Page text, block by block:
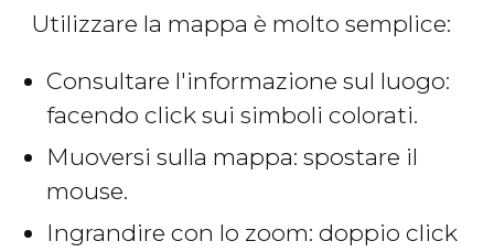
Utilizzare la mappa è molto semplice:
Consultare l'informazione sul luogo:
facendo click sui simboli colorati.
Muoversi sulla mappa: spostare il
mouse.
Ingrandire con lo zoom: doppio click